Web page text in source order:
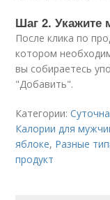
Шаг 2. Укажите
После клика по
котором
вы собираетесь
"Добавить".
Категории:
Калории для
яблоке, Разные
продукт